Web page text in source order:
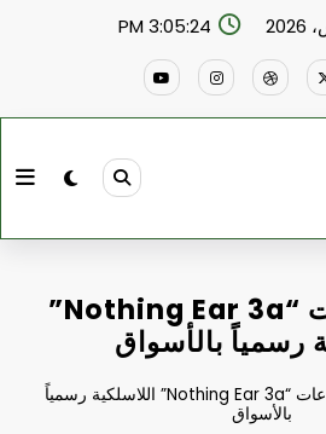
3:05:25 PM
إطلاق سماعات “Nothing Ear 3a”
رسمياً بالأسواق
إطلاق سماعات “Nothing Ear 3a” اللاسلكية رسمياً
بالأسواق